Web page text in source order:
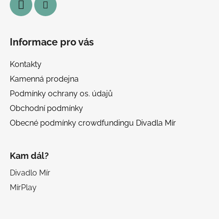
Informace pro vás
Kontakty
Kamenná prodejna
Podmínky ochrany os. údajů
Obchodní podmínky
Obecné podmínky crowdfundingu Divadla Mír
Kam dál?
Divadlo Mír
MírPlay